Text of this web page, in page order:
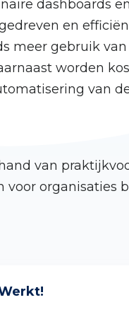
dashboards
en
meer gebruik
worden
van
van
voor organisaties